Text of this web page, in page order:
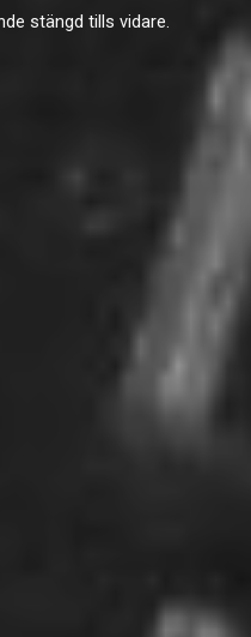
stängd tills vidare.